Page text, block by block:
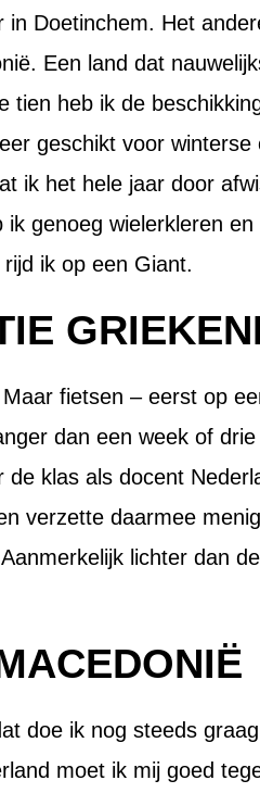
Doetinchem. Het
Een land dat
tien heb ik de
geschikt voor
ik het hele jaar door
genoeg wielerkleren
ik op een Giant.
fietsen – eerst op
dan een week of
klas als docent
verzette daarmee
lichter dan
doe ik nog steeds
moet ik mij goed